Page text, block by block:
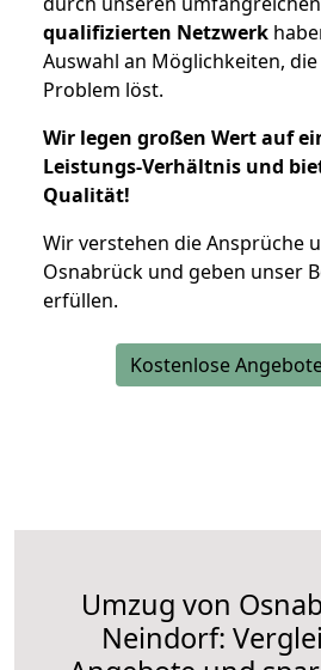
qualifizierten Netzwerk
Auswahl an Möglichkeiten,
Problem löst.
Wir legen großen Wert auf
Leistungs-Verhältnis und
Qualität!
Wir verstehen die Ansprüche
Osnabrück und geben unser
erfüllen.
Kostenlose
Umzug von
Neindorf: